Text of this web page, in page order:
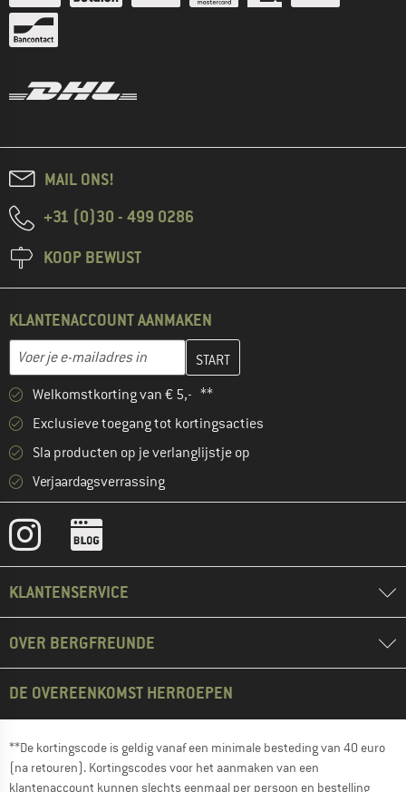
MAIL ONS!
+31 (0)30 - 499 0286
KOOP BEWUST
KLANTENACCOUNT AANMAKEN
E-mailadres
Vul je e-mailadres hier in en maak in de volgende stap je
Welkomstkorting van € 5,- **
Exclusieve toegang tot kortingsacties
Sla producten op je verlanglijstje op
Verjaardagsverrassing
KLANTENSERVICE
OVER BERGFREUNDE
DE OVEREENKOMST HERROEPEN
**De kortingscode is geldig vanaf een minimale besteding van 40 euro
(na retouren). Kortingscodes voor het aanmaken van een
klantenaccount kunnen slechts eenmaal per persoon en bestelling